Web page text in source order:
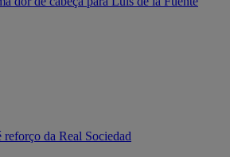
da Real Sociedad